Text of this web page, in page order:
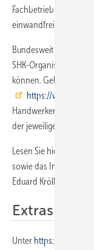
Fachbetrieb mit
einwandfreie und
Bundesweit haben
SHK-Organisation
können. Ge­listet sind
https://
Handwerkersuche.
der jeweilige
Lesen Sie hierzu auch
sowie das Interview
Eduard Kröll, der
Extras
Unter https://